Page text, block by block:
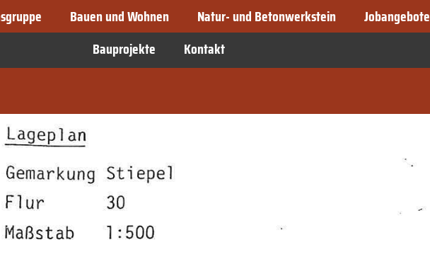
Bauen und Wohnen Natur- und Betonwerkstein
Jobangebote
Bauprojekte
Kontakt